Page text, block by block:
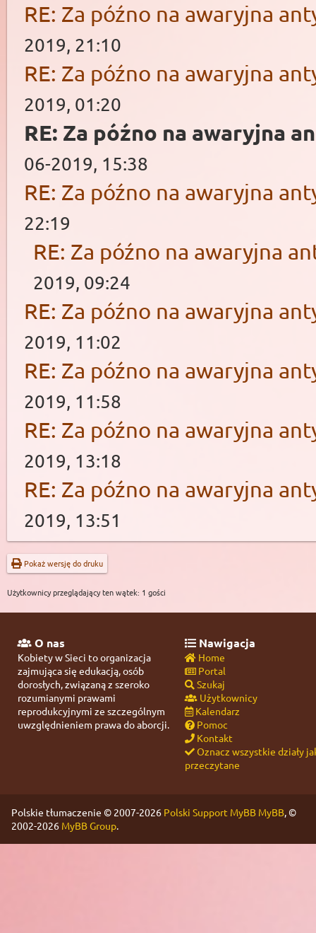
RE: Za późno na awaryjna
2019, 21:10
RE: Za późno na awaryjna
2019, 01:20
RE: Za późno na awaryjna
06-2019, 15:38
RE: Za późno na awaryjna
22:19
RE: Za późno na awaryjna
2019, 09:24
RE: Za późno na awaryjna
2019, 11:02
RE: Za późno na awaryjna
2019, 11:58
RE: Za późno na awaryjna
2019, 13:18
RE: Za późno na awaryjna
2019, 13:51
Pokaż wersję do druku
Użytkownicy przeglądający ten wątek: 1 gości
O nas
Kobiety w Sieci to organizacja
zajmująca się edukacją, osób
dorosłych, związaną z szeroko
rozumianymi prawami
reprodukcyjnymi ze szczególnym
uwzględnieniem prawa do aborcji.
Nawigacja
Home
Portal
Szukaj
Użytkownicy
Kalendarz
Pomoc
Kontakt
Oznacz wszystkie działy
przeczytane
Polskie tłumaczenie © 2007-2026 Polski Support MyBB MyBB, ©
2002-2026 MyBB Group.